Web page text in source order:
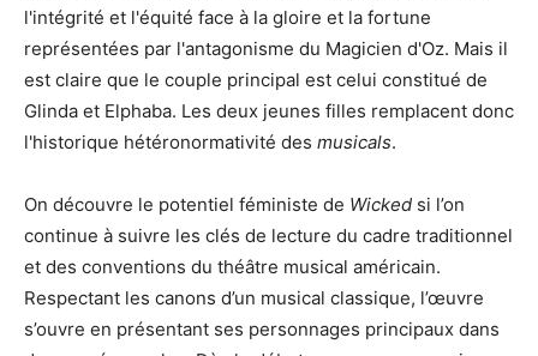
l'intégrité et l'équité face à la gloire et la fortune
représentées par l'antagonisme du Magicien d'Oz. Mais il
est claire que le couple principal est celui constitué de
Glinda et Elphaba. Les deux jeunes filles remplacent donc
l'historique hétéronormativité des musicals.
On découvre le potentiel féministe de Wicked si l’on
continue à suivre les clés de lecture du cadre traditionnel
et des conventions du théâtre musical américain.
Respectant les canons d’un musical classique, l’œuvre
s’ouvre en présentant ses personnages principaux dans